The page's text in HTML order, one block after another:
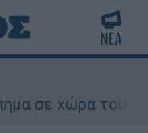
ΝΑΤΟ - Τα